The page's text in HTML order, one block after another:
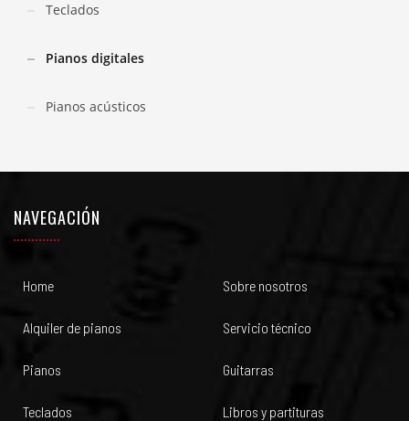
Teclados
Pianos digitales
Pianos acústicos
NAVEGACIÓN
Home Sobre nosotros
Alquiler de pianos Servicio técnico
Pianos Guitarras
Teclados Libros y partituras